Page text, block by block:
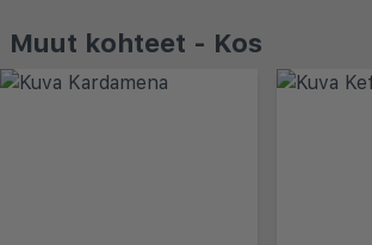
Muut kohteet - Kos